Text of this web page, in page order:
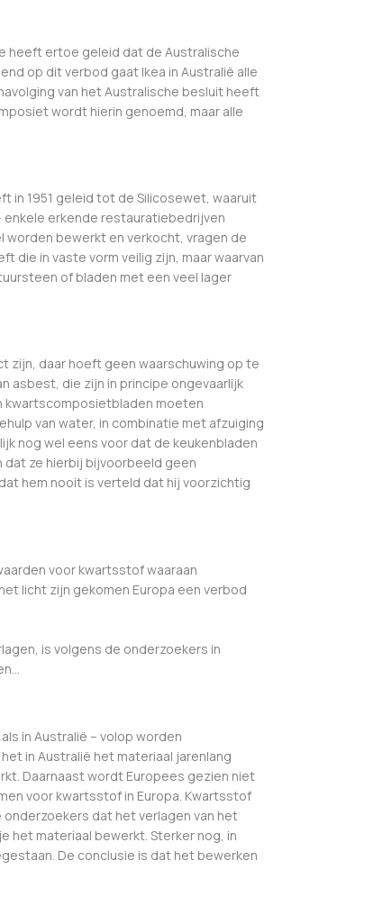
heeft ertoe geleid dat de Australische
op dit verbod gaat Ikea in Australië alle
van het Australische besluit heeft
wordt hierin genoemd, maar alle
in 1951 geleid tot de Silicosewet, waaruit
erkende restauratiebedrijven
bewerkt en verkocht, vragen de
die in vaste vorm veilig zijn, maar waarvan
of bladen met een veel lager
zijn, daar hoeft geen waarschuwing op te
asbest, die zijn in principe ongevaarlijk
kwartscomposietbladen moeten
van water, in combinatie met afzuiging
nog wel eens voor dat de keukenbladen
ze hierbij bijvoorbeeld geen
hem nooit is verteld dat hij voorzichtig
voor kwartsstof waaraan
licht zijn gekomen Europa een verbod
is volgens de onderzoekers in
in Australië – volop worden
in Australië het materiaal jarenlang
Daarnaast wordt Europees gezien niet
voor kwartsstof in Europa. Kwartsstof
dat het verlagen van het
het materiaal bewerkt. Sterker nog, in
De conclusie is dat het bewerken